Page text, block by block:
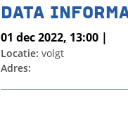
DATA
01 dec 2022, 13:00 |
Locatie: volgt
Adres: